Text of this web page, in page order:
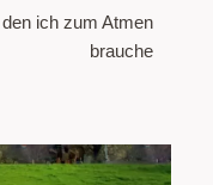
ich zum Atmen
brauche